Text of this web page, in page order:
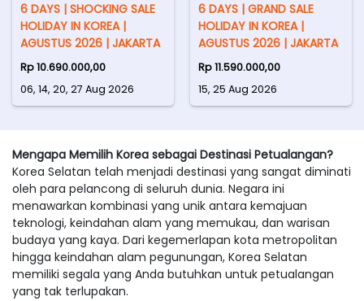
6 DAYS | SHOCKING SALE
HOLIDAY IN KOREA |
AGUSTUS 2026 | JAKARTA
Rp 10.690.000,00
06, 14, 20, 27 Aug 2026
6 DAYS | GRAND SALE
HOLIDAY IN KOREA |
AGUSTUS 2026 | JAKARTA
Rp 11.590.000,00
15, 25 Aug 2026
Mengapa Memilih Korea sebagai Destinasi Petualangan?
Korea Selatan telah menjadi destinasi yang sangat diminati
oleh para pelancong di seluruh dunia. Negara ini
menawarkan kombinasi yang unik antara kemajuan
teknologi, keindahan alam yang memukau, dan warisan
budaya yang kaya. Dari kegemerlapan kota metropolitan
hingga keindahan alam pegunungan, Korea Selatan
memiliki segala yang Anda butuhkan untuk petualangan
yang tak terlupakan.